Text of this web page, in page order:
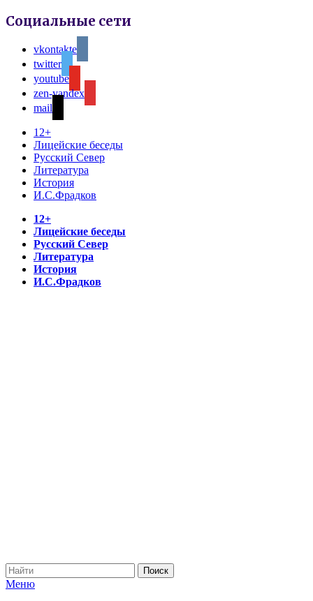
Социальные сети
vkontakte
twitter
youtube
zen-yandex
mail
12+
Лицейские беседы
Русский Север
Литература
История
И.С.Фрадков
12+
Лицейские беседы
Русский Север
Литература
История
И.С.Фрадков
Меню